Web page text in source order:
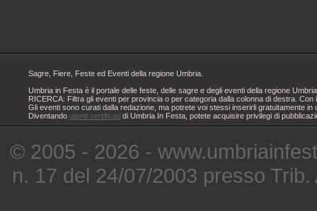
Sagre, Fiere, Feste ed Eventi della regione Umbria.
Umbria in Festa è il portale delle feste, delle sagre e degli eventi della regione
RICERCA: Filtra gli eventi per provincia o per categoria dalla colonna di destra.
Gli eventi sono curati dalla redazione, ma potrete voi stessi inserirli gratuitamente
Diventando utenti certificati di Umbria In Festa, potete acquisire privilegi di
© 2005 - 2026 -
n. 17 del 24/07/2003 presso